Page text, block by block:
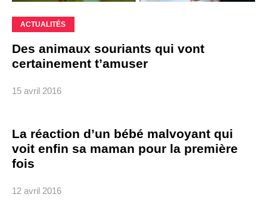
ACTUALITÉS
Des animaux souriants qui vont
certainement t’amuser
15 avril 2016
La réaction d’un bébé malvoyant qui
voit enfin sa maman pour la première
fois
12 avril 2016